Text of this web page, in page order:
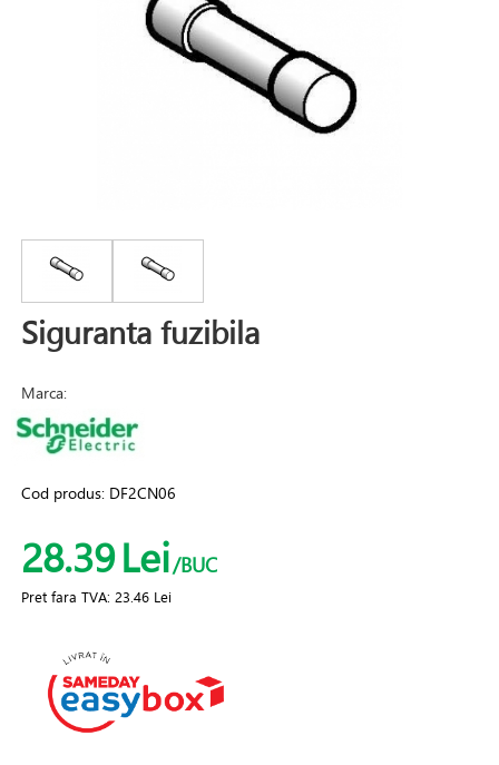
Siguranta fuzibila
Marca:
Cod produs: DF2CN06
28.39Lei/BUC
Pret fara TVA:23.46 Lei